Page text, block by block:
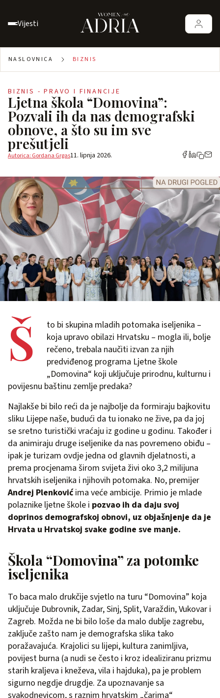
Vijesti
NASLOVNICA BIZNIS
BIZNIS - PRAVO I FINANCIJE
Ljetna škola “Domovina”:
Pozvali ih da nas demografski
obnove, a što su im sve
prešutjeli
Autorica: Gordana Grgas11. lipnja 2026.
Š
to bi skupina mladih potomaka iseljenika –
koja upravo obilazi Hrvatsku – mogla ili, bolje
rečeno, trebala naučiti izvan za njih
predviđenog programa Ljetne škole
„Domovina“ koji uključuje prirodnu, kulturnu i
povijesnu baštinu zemlje predaka?
Najlakše bi bilo reći da je najbolje da formiraju bajkovitu
sliku Lijepe naše, budući da tu ionako ne žive, pa da joj
se sretno turistički vraćaju iz godine u godinu. Također i
da animiraju druge iseljenike da nas povremeno obiđu –
ipak je turizam ovdje jedna od glavnih djelatnosti, a
prema procjenama širom svijeta živi oko 3,2 milijuna
hrvatskih iseljenika i njihovih potomaka. No, premijer
Andrej Plenkovićima veće ambicije. Primio je mlade
polaznike ljetne škole i pozvao ih da daju svoj
doprinos demografskoj obnovi, uz objašnjenje da je
Hrvata u Hrvatskoj svake godine sve manje.
Škola “Domovina” za potomke
iseljenika
To baca malo drukčije svjetlo na turu “Domovina” koja
uključuje Dubrovnik, Zadar, Sinj, Split, Varaždin, Vukovar i
Zagreb. Možda ne bi bilo loše da malo dublje zagrebu,
zaključe zašto nam je demografska slika tako
poražavajuća. Krajolici su lijepi, kultura zanimljiva,
povijest burna (a nudi se često i kroz idealiziranu prizmu
starih kraljeva i kneževa, vila i hajduka), pa je problem
sigurno negdje drugdje. Za upoznavanje sa
svakodnevicom, s raznim hrvatskim „čarima“